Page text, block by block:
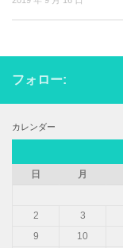
フォロー:
カレンダー
日
月
2
3
9
10